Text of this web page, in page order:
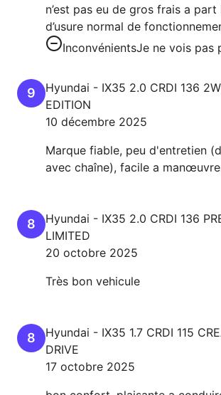
n’est pas eu de gros frais a part
d’usure normal de
InconvénientsJe ne vois pas
9 Hyundai - IX35 2.0 CRDI 136
EDITION
10 décembre 2025
Marque fiable, peu d'entretien
avec chaîne), facile a
8 Hyundai - IX35 2.0 CRDI 136
LIMITED
20 octobre 2025
Très bon vehicule
8 Hyundai - IX35 1.7 CRDI 115
DRIVE
17 octobre 2025